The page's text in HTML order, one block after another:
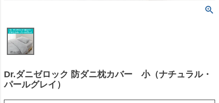
Dr.ダニゼロック 防ダニ枕カバー 小（ナチュラル・
パールグレイ）